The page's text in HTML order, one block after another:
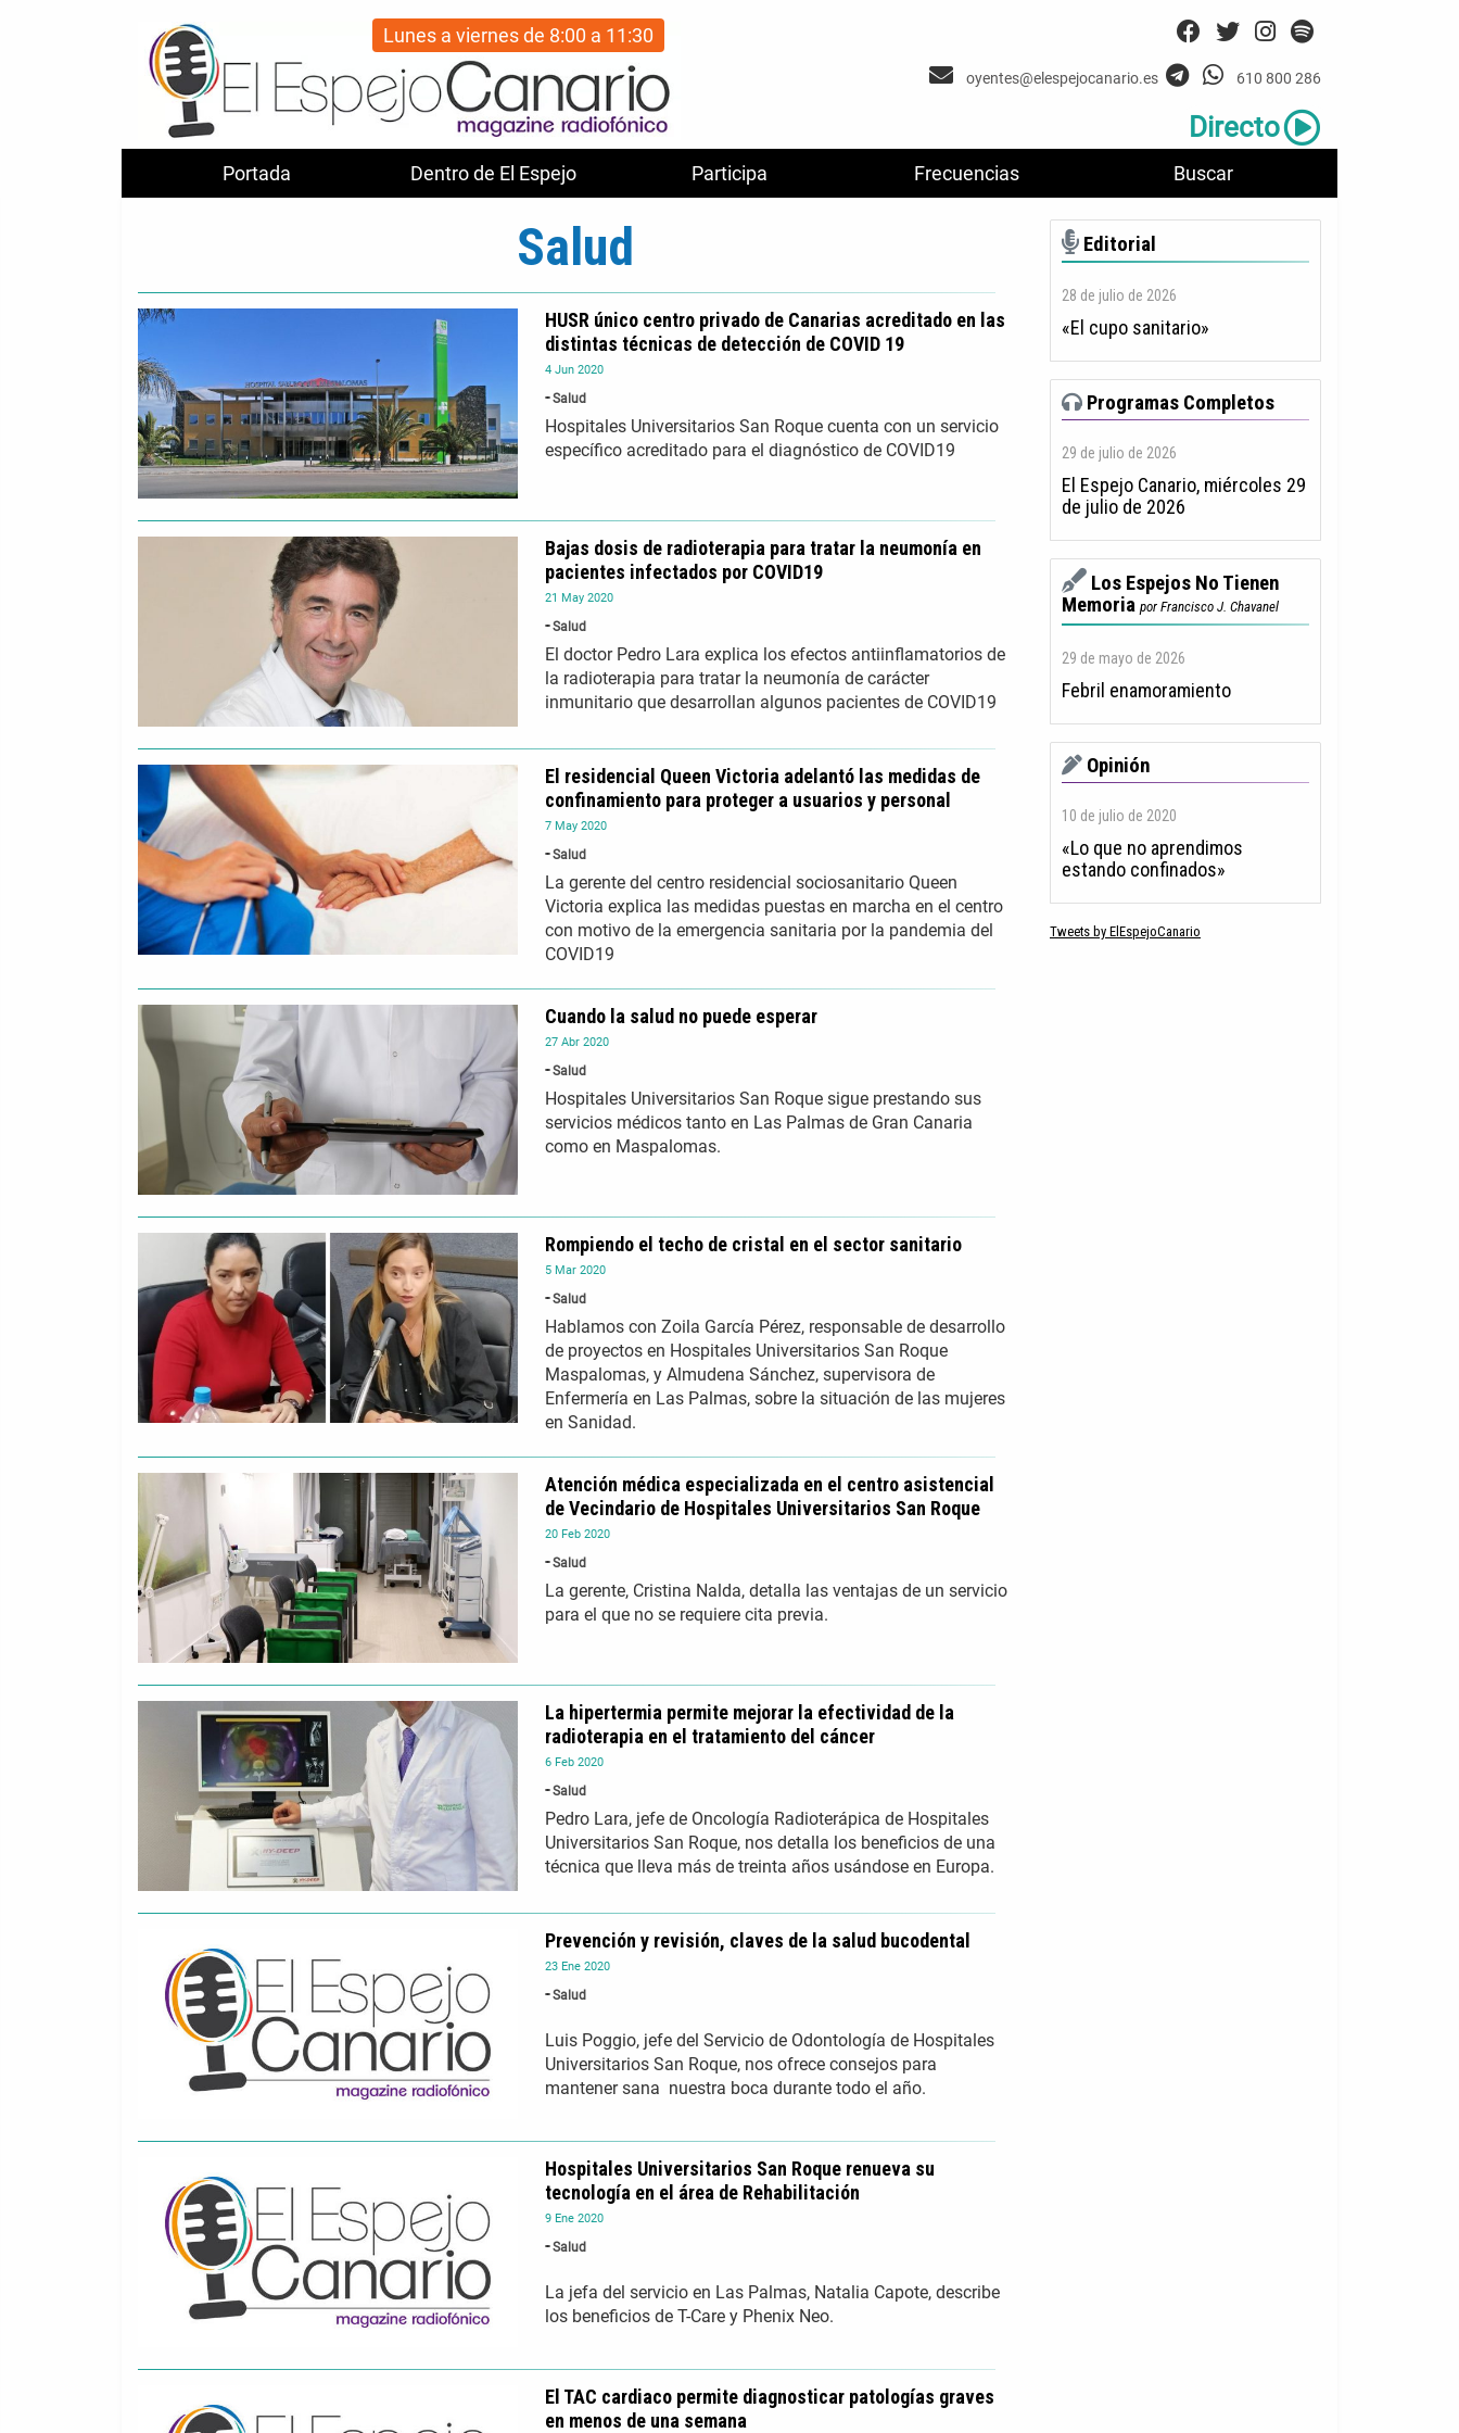
Portada Dentro de El Espejo Participa Frecuencias Buscar
Lunes a viernes de 8:00 a 11:30
oyentes@elespejocanario.es 610 800 286
Directo
Salud
4 Jun 2020
Salud
HUSR único centro privado de Canarias acreditado en las
distintas técnicas de detección de COVID 19
Hospitales Universitarios San Roque cuenta con un servicio
específico acreditado para el diagnóstico de COVID19
21 May 2020
Salud
Bajas dosis de radioterapia para tratar la neumonía en
pacientes infectados por COVID19
El doctor Pedro Lara explica los efectos antiinflamatorios de
la radioterapia para tratar la neumonía de carácter
inmunitario que desarrollan algunos pacientes de COVID19
7 May 2020
Salud
El residencial Queen Victoria adelantó las medidas de
confinamiento para proteger a usuarios y personal
La gerente del centro residencial sociosanitario Queen
Victoria explica las medidas puestas en marcha en el centro
con motivo de la emergencia sanitaria por la pandemia del
COVID19
27 Abr 2020
Salud
Cuando la salud no puede esperar
Hospitales Universitarios San Roque sigue prestando sus
servicios médicos tanto en Las Palmas de Gran Canaria
como en Maspalomas.
5 Mar 2020
Salud
Rompiendo el techo de cristal en el sector sanitario
Hablamos con Zoila García Pérez, responsable de desarrollo
de proyectos en Hospitales Universitarios San Roque
Maspalomas, y Almudena Sánchez, supervisora de
Enfermería en Las Palmas, sobre la situación de las mujeres
en Sanidad.
20 Feb 2020
Salud
Atención médica especializada en el centro asistencial
de Vecindario de Hospitales Universitarios San Roque
La gerente, Cristina Nalda, detalla las ventajas de un servicio
para el que no se requiere cita previa.
6 Feb 2020
Salud
La hipertermia permite mejorar la efectividad de la
radioterapia en el tratamiento del cáncer
Pedro Lara, jefe de Oncología Radioterápica de Hospitales
Universitarios San Roque, nos detalla los beneficios de una
técnica que lleva más de treinta años usándose en Europa.
23 Ene 2020
Salud
Prevención y revisión, claves de la salud bucodental
Luis Poggio, jefe del Servicio de Odontología de Hospitales
Universitarios San Roque, nos ofrece consejos para
mantener sana nuestra boca durante todo el año.
9 Ene 2020
Salud
Hospitales Universitarios San Roque renueva su
tecnología en el área de Rehabilitación
La jefa del servicio en Las Palmas, Natalia Capote, describe
los beneficios de T-Care y Phenix Neo.
El TAC cardiaco permite diagnosticar patologías graves
en menos de una semana
Editorial
28 de julio de 2026
«El cupo sanitario»
Programas Completos
29 de julio de 2026
El Espejo Canario, miércoles 29
de julio de 2026
Los Espejos No Tienen
Memoria por Francisco J. Chavanel
29 de mayo de 2026
Febril enamoramiento
Opinión
10 de julio de 2020
«Lo que no aprendimos
estando confinados»
Tweets by ElEspejoCanario